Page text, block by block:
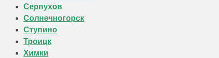
Серпухов
Солнечногорск
Ступино
Троицк
Химки